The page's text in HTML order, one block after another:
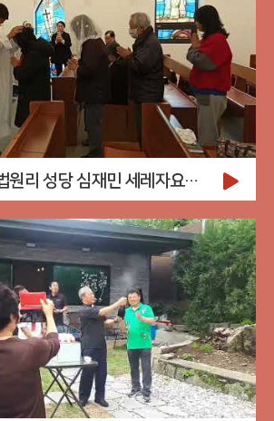
2026-02-14 법원리 성당 심재민 세레자요한 신부님 미사